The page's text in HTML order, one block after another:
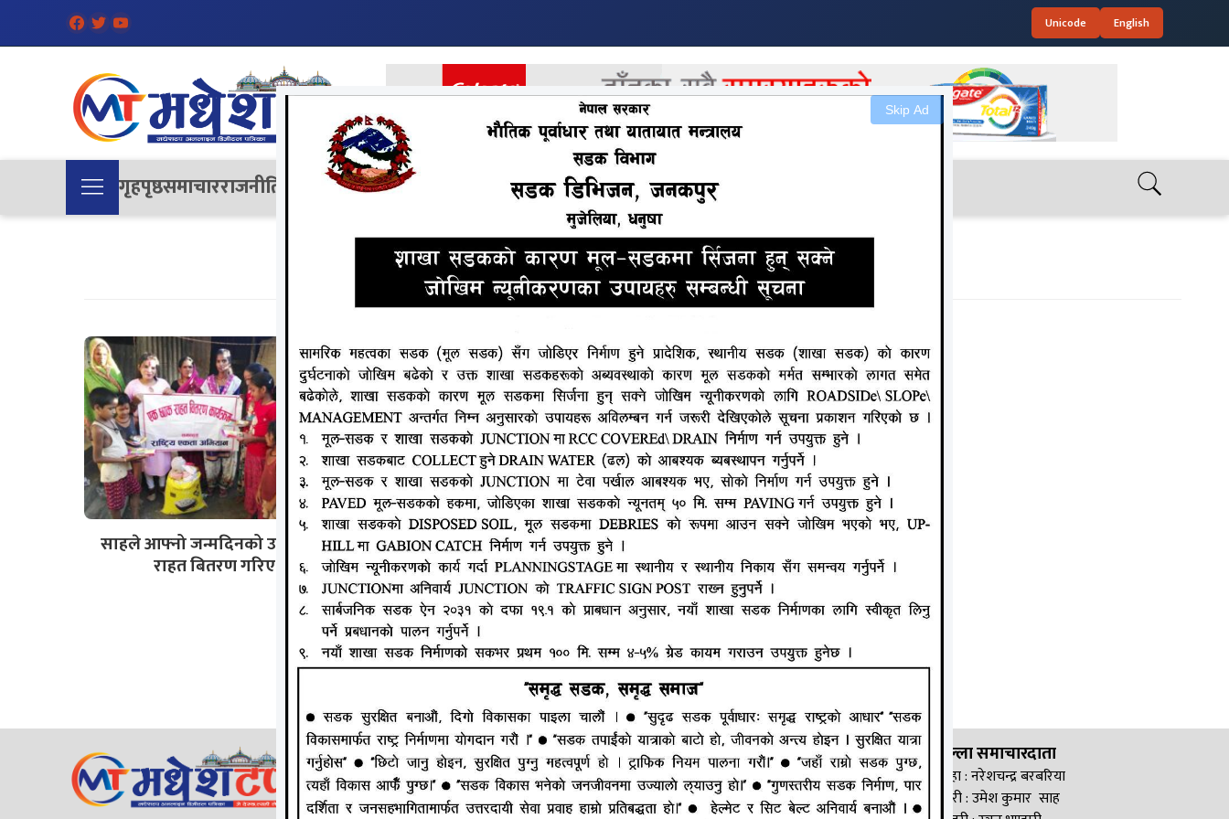
Skip Ad
Unicode English
गृहपृष्ठसमाचारराजनीति देश विचार अन्तराष्ट्रियखेलकुदमनोरन्जनअन्य
साहले आफ्नो जन्मदिनको उप्लक्ष्यमा राहत बितरण गरिए
साहले आफ्नो जन्मदिनको उप्लक्ष्यमा
राहत बितरण गरिए
जानकी न्यूज नेटवर्क
ठेगाना: लक्ष्मीनियाँ -७, मधेश प्रदेश
सम्पर्क नं. : +977-9844100829
हाम्रो टीम
सम्पादक : राजेश कुमार झा
समाचार संयोजक : राजन झा
जिल्ला समाचारदाता
सिरहा : नरेशचन्द्र बरबरिया
सप्तरी : उमेश कुमार साह